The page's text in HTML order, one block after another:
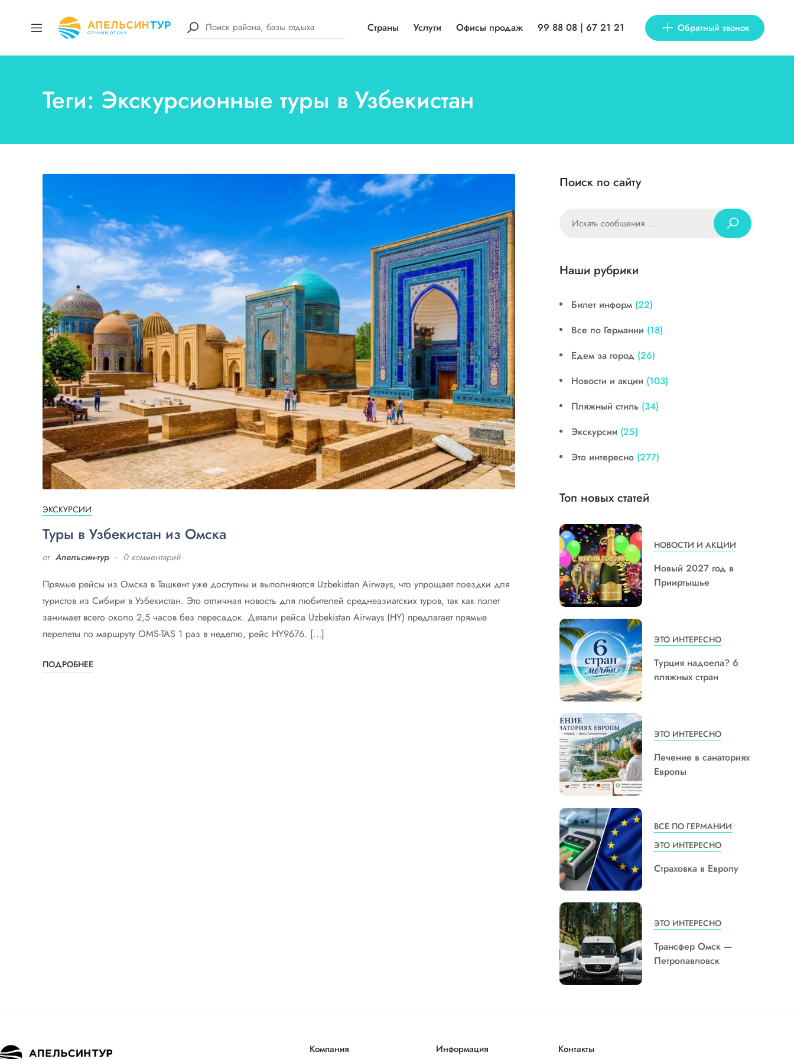
Страны Услуги Офисы продаж 99 88 08 | 67 21 21 Обратный звонок
Теги: Экскурсионные туры в Узбекистан
ЭКСКУРСИИ
Туры в Узбекистан из Омска
от Апельсин-тур 0 комментарий
Прямые рейсы из Омска в Ташкент уже доступны и выполняются Uzbekistan Airways, что упрощает поездки для
туристов из Сибири в Узбекистан. Это отличная новость для любителей среднеазиатских туров, так как полет
занимает всего около 2,5 часов без пересадок. Детали рейса Uzbekistan Airways (HY) предлагает прямые
перелеты по маршруту OMS-TAS 1 раз в неделю, рейс HY9676. […]
ПОДРОБНЕЕ
Поиск по сайту
Наши рубрики
Билет информ (22)
Все по Германии (18)
Едем за город (26)
Новости и акции (103)
Пляжный стиль (34)
Экскурсии (25)
Это интересно (277)
Топ новых статей
НОВОСТИ И АКЦИИ
Новый 2027 год в
Прииртышье
ЭТО ИНТЕРЕСНО
Турция надоела? 6
пляжных стран
ЭТО ИНТЕРЕСНО
Лечение в санаториях
Европы
ВСЕ ПО ГЕРМАНИИ
ЭТО ИНТЕРЕСНО
Страховка в Европу
ЭТО ИНТЕРЕСНО
Трансфер Омск —
Петропавловск
Компания Информация Контакты